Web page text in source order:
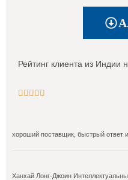
Рейтинг клиента из Индии

хороший поставщик, быстрый ответ
Ханхай Лонг-Джоин